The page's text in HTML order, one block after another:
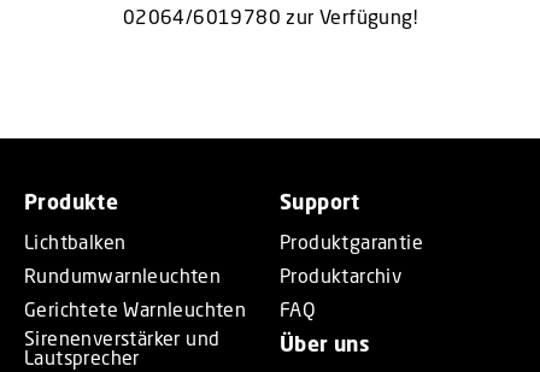
02064/6019780 zur Verfügung!
Produkte
Lichtbalken
Rundumwarnleuchten
Gerichtete Warnleuchten
Sirenenverstärker und
Lautsprecher
Support
Produktgarantie
Produktarchiv
FAQ
Über uns